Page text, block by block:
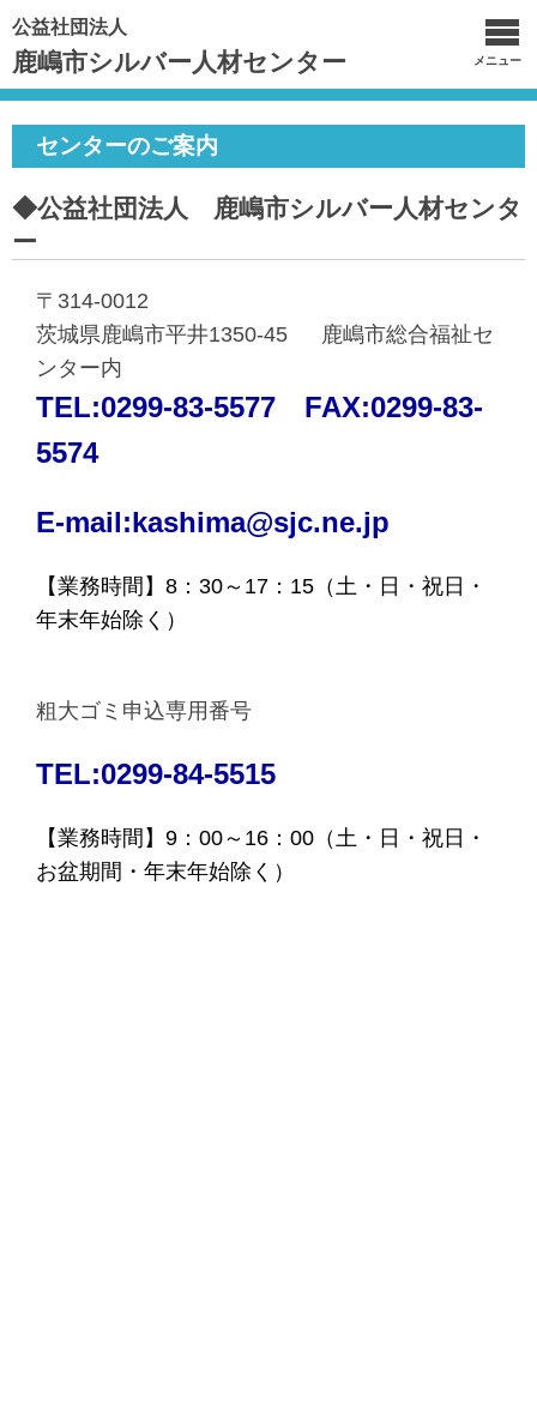
公益社団法人
鹿嶋市シルバー人材センター メニュー
センターのご案内
◆公益社団法人 鹿嶋市シルバー人材センタ
ー
〒314-0012
茨城県鹿嶋市平井1350-45 鹿嶋市総合福祉セ
ンター内
TEL:0299-83-5577 FAX:0299-83-
5574
E-mail:kashima@sjc.ne.jp
【業務時間】8：30～17：15（土・日・祝日・
年末年始除く）
粗大ゴミ申込専用番号
TEL:0299-84-5515
【業務時間】9：00～16：00（土・日・祝日・
お盆期間・年末年始除く）